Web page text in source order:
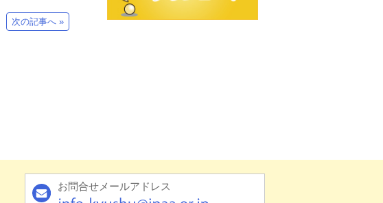
次の記事へ »
お問合せメールアドレス